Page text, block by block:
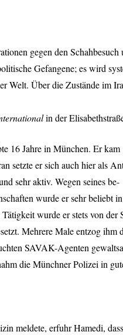
gegen den
Gefangene; es wird
Welt. Über die Zustände im
in der
16 Jahre in München. Er
setzte er sich auch hier als
sehr aktiv. Wegen seines be-
wurde er sehr beliebt
wurde er stets von der
Mehrere Male entzog ihm
SAVAK-Agenten
die Münchner Polizei in
meldete, erfuhr Hamedi,